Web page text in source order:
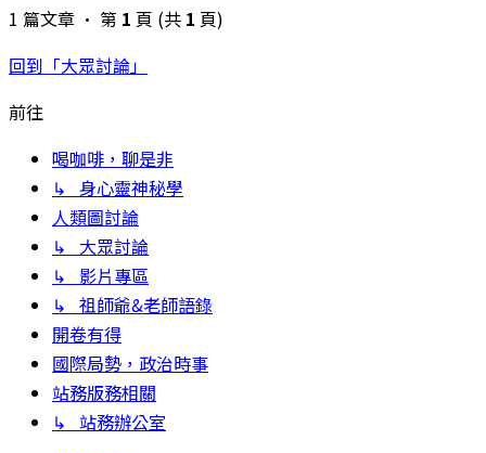
1 篇文章 • 第 1 頁 (共 1 頁)
回到「大眾討論」
前往
喝咖啡，聊是非
↳ 身心靈神秘學
人類圖討論
↳ 大眾討論
↳ 影片專區
↳ 祖師爺&老師語錄
開卷有得
國際局勢，政治時事
站務版務相關
↳ 站務辦公室